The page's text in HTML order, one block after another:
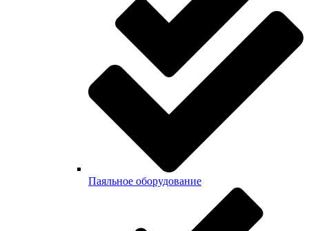
Паяльное оборудование